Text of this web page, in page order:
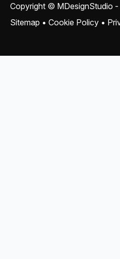
Copyright © MDesignStudio
Sitemap • Cookie Policy •